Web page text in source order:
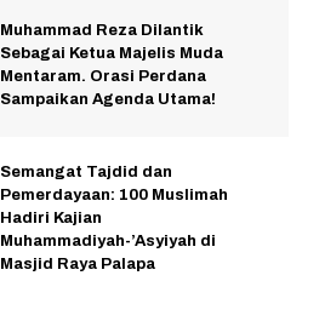
Muhammad Reza Dilantik
Sebagai Ketua Majelis Muda
Mentaram. Orasi Perdana
Sampaikan Agenda Utama!
Semangat Tajdid dan
Pemerdayaan: 100 Muslimah
Hadiri Kajian
Muhammadiyah-’Asyiyah di
Masjid Raya Palapa